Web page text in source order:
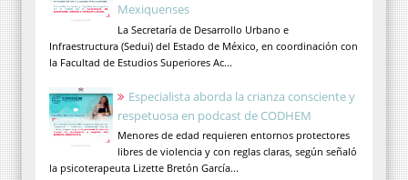
Mexiquenses
La Secretaría de Desarrollo Urbano e
Infraestructura (Sedui) del Estado de México, en coordinación con
la Facultad de Estudios Superiores Ac...
Especialista aborda la crianza consciente y
respetuosa en podcast de CODHEM
Menores de edad requieren entornos protectores
libres de violencia y con reglas claras, según señaló
la psicoterapeuta Lizette Bretón García...